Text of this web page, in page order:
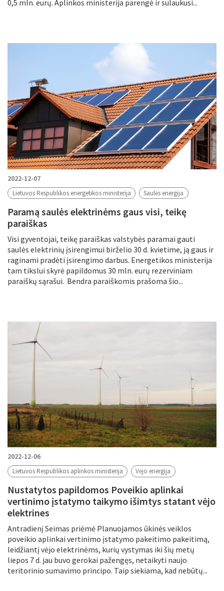
0,5 mln. eurų. Aplinkos ministerija parengė ir sulaukusi...
2022-12-07
Lietuvos Respublikos energetikos ministerija Saulės energija
Paramą saulės elektrinėms gaus visi, teikę
paraiškas
Visi gyventojai, teikę paraiškas valstybės paramai gauti
saulės elektrinių įsirengimui birželio 30 d. kvietime, ją gaus ir
raginami pradėti įsirengimo darbus. Energetikos ministerija
tam tikslui skyrė papildomus 30 mln. eurų rezerviniam
paraiškų sąrašui. Bendra paraiškomis prašoma šio...
2022-12-06
Lietuvos Respublikos aplinkos ministerija Vėjo energija
Nustatytos papildomos Poveikio aplinkai
vertinimo įstatymo taikymo išimtys statant vėjo
elektrines
Antradienį Seimas priėmė Planuojamos ūkinės veiklos
poveikio aplinkai vertinimo įstatymo pakeitimo pakeitimą,
leidžiantį vėjo elektrinėms, kurių vystymas iki šių metų
liepos 7 d. jau buvo gerokai pažengęs, netaikyti naujo
teritorinio sumavimo principo. Taip siekiama, kad nebūtų...